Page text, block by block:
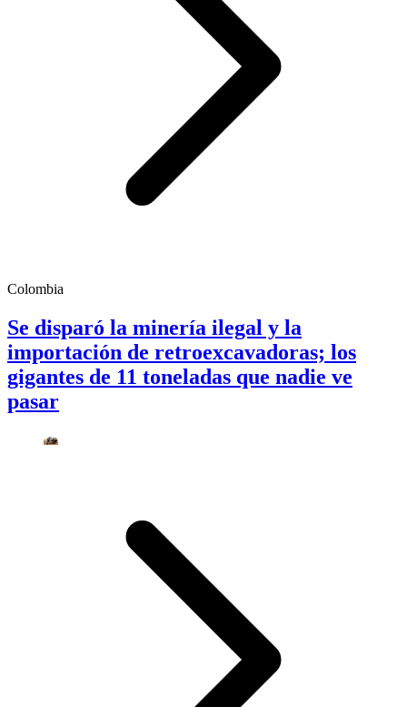
Colombia
Se disparó la minería ilegal y la
importación de retroexcavadoras; los
gigantes de 11 toneladas que nadie ve
pasar